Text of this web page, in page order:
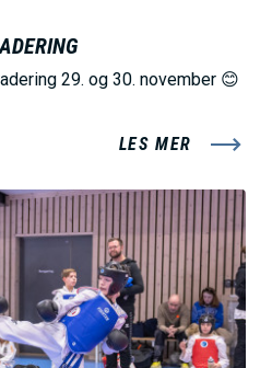
29. og 30. november 😊
LES MER